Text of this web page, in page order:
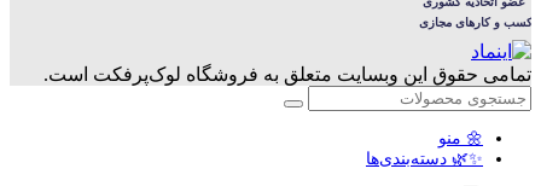
تمامی حقوق این وبسایت متعلق به فروشگاه لوک‌پرفکت است.
🌼 منو
✨🌿 دسته‌بندی‌ها